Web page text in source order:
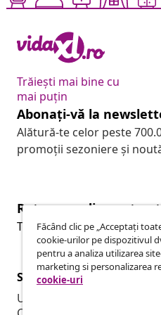
Trăiești mai bine cu
mai puțin
Abonați-vă la
Alătură-te celor peste
promoții sezoniere și
Retragere din contract
Trimite o cerere de
Serviciu clienți
Urmărește-ți comanda
Făcând clic pe „Acceptați
cookie-urilor pe dispozitivul
pentru a analiza utilizarea
marketing si personalizarea
cookie-uri